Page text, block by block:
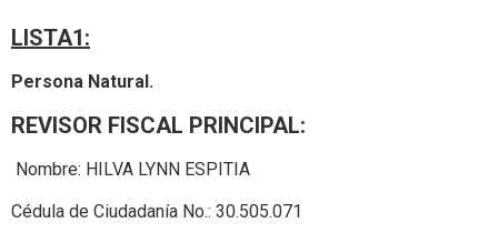
LISTA1:
Persona Natural.
REVISOR FISCAL PRINCIPAL:
Nombre: HILVA LYNN ESPITIA
Cédula de Ciudadanía No.: 30.505.071